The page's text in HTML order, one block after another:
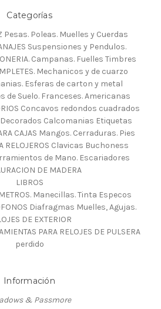
Categorías
Pesas. Poleas. Muelles y Cuerdas
Suspensiones y Pendulos.
Campanas. Fuelles Timbres
Mechanicos y de cuarzo
Esferas de carton y metal
de Suelo. Franceses. Americanas
Concavos redondos cuadrados
Decorados Calcomanias Etiquetas
CAJAS Mangos. Cerraduras. Pies
RELOJEROS Clavicas Buchoness
de Mano. Escariadores
DE MADERA
LIBROS
Manecillas. Tinta Especos
Diafragmas Muelles, Agujas.
DE EXTERIOR
PARA RELOJES DE PULSERA
perdido
Información
& Passmore